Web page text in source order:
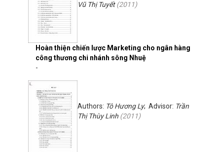
Hoàn thiện chiến lược Marketing cho ngân hàng
công thương chi nhánh sông Nhuệ
Vũ Thị Tuyết(2011)
-
Authors: Tô Hương Ly; Advisor: Trần
Thị Thùy Linh (2011)